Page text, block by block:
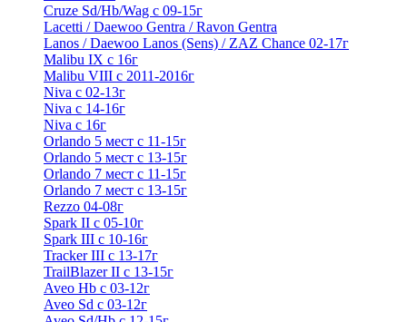
Cruze Sd/Hb/Wag c 09-15г
Lacetti / Daewoo Gentra / Ravon Gentra
Lanos / Daewoo Lanos (Sens) / ZAZ Chance 02-17г
Malibu IX с 16г
Malibu VIII с 2011-2016г
Niva с 02-13г
Niva с 14-16г
Niva с 16г
Orlando 5 мест с 11-15г
Orlando 5 мест с 13-15г
Orlando 7 мест с 11-15г
Orlando 7 мест с 13-15г
Rezzo 04-08г
Spark II с 05-10г
Spark III с 10-16г
Tracker III с 13-17г
TrailBlazer II с 13-15г
Aveo Hb с 03-12г
Aveo Sd с 03-12г